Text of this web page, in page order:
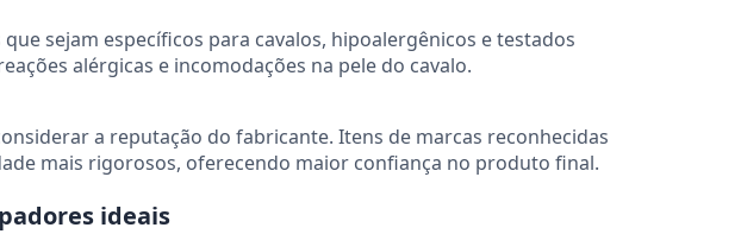
sejam específicos para cavalos, hipoalergênicos e testados
alérgicas e incomodações na pele do cavalo.
a reputação do fabricante. Itens de marcas reconhecidas
mais rigorosos, oferecendo maior confiança no produto final.
ideais